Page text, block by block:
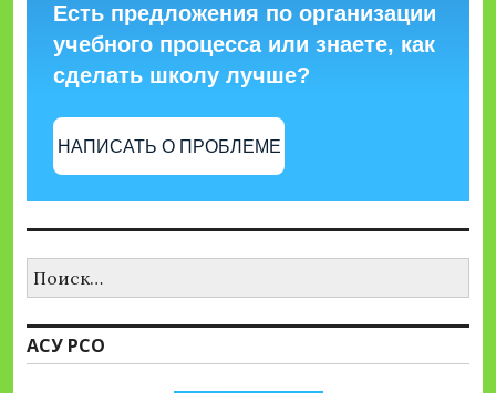
Есть предложения по организации
учебного процесса или знаете, как
сделать школу лучше?
НАПИСАТЬ О ПРОБЛЕМЕ
АСУ РСО